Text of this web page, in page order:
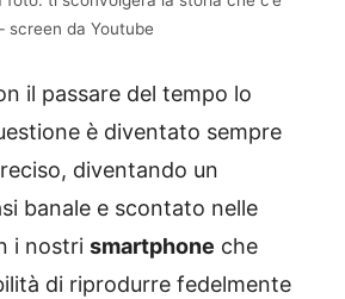
screen da Youtube
il passare del tempo lo
è diventato sempre
diventando un
banale e scontato nelle
i nostri smartphone che
di riprodurre fedelmente